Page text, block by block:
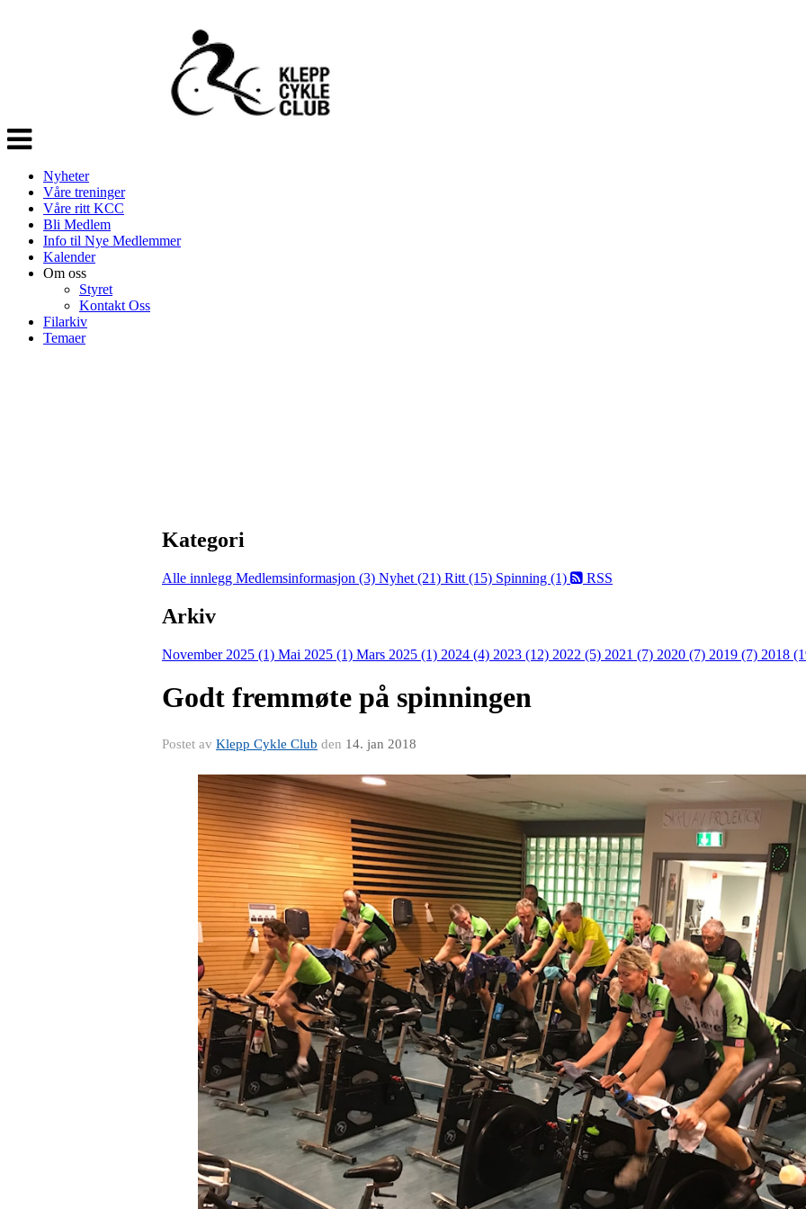
Veksle
navigasjon
Nyheter
Våre treninger
Våre ritt KCC
Bli Medlem
Info til Nye Medlemmer
Kalender
Om oss
Styret
Kontakt Oss
Filarkiv
Temaer
Kategori
Alle innlegg Medlemsinformasjon (3) Nyhet (21) Ritt (15) Spinning (1) RSS
Arkiv
November 2025 (1) Mai 2025 (1) Mars 2025 (1) 2024 (4) 2023 (12) 2022 (5) 2021 (7) 2020 (7) 2019 (7) 2018
Godt fremmøte på spinningen
Postet av Klepp Cykle Club den 14. jan 2018